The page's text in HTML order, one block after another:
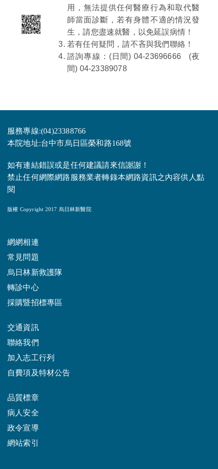
用，無法提供任何醫療行為和取代醫
師當面診斷，若有身體不適的情況發
生，請您盡速就醫，以免延誤病情！
若有任何疑問，請不吝與我們聯絡！
諮詢專線：(日間) 04-23696666 (夜
間) 04-23389078
服務專線:(04)23388766
本院地址:台中市烏日區榮和路168號
如有連結錯誤或是任何建議請來信謝謝！
禁止任何網際網路服務業者轉錄本網路資訊之內容供人點
閱
版權 Copyright 2017 烏日林新醫院
網網相連
常見問題
烏日林新救護隊
轉診中心
採購暨招標專區
交通資訊
聯絡我們
加入志工行列
自費項及特材公告
品質標章
病人安全
政令宣導
網站索引